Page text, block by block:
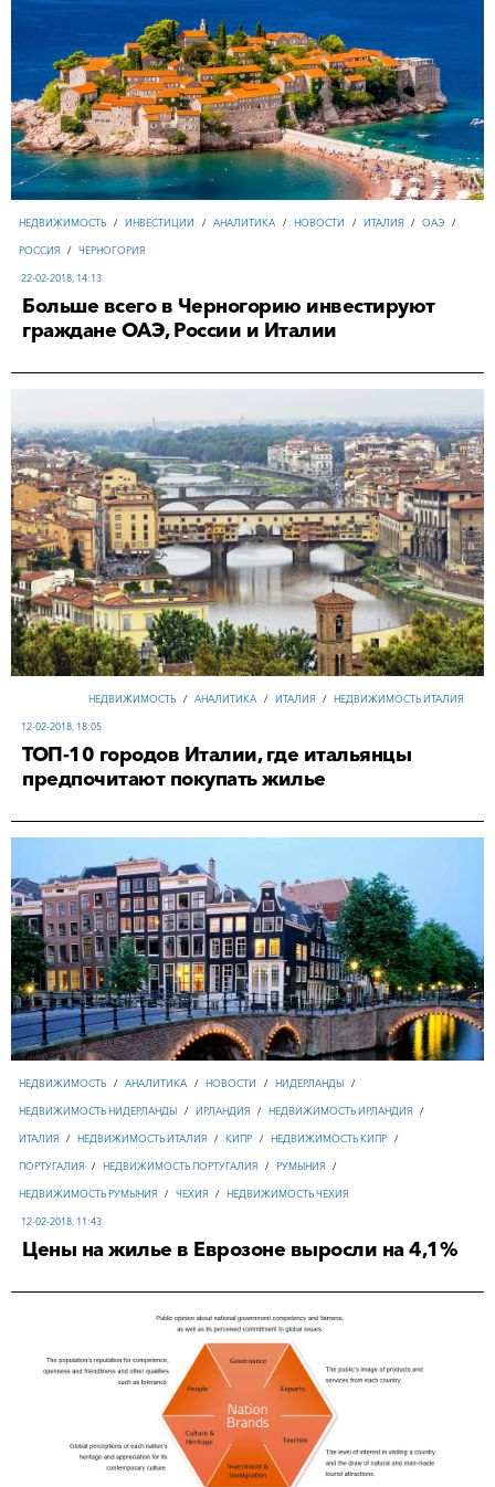
НЕДВИЖИМОСТЬ / ИНВЕСТИЦИИ / АНАЛИТИКА / НОВОСТИ / ИТАЛИЯ / ОАЭ /
РОССИЯ / ЧЕРНОГОРИЯ
22-02-2018, 14:13
Больше всего в Черногорию инвестируют
граждане ОАЭ, России и Италии
НЕДВИЖИМОСТЬ / АНАЛИТИКА / ИТАЛИЯ / НЕДВИЖИМОСТЬ ИТАЛИЯ
12-02-2018, 18:05
ТОП-10 городов Италии, где итальянцы
предпочитают покупать жилье
НЕДВИЖИМОСТЬ / АНАЛИТИКА / НОВОСТИ / НИДЕРЛАНДЫ /
НЕДВИЖИМОСТЬ НИДЕРЛАНДЫ / ИРЛАНДИЯ / НЕДВИЖИМОСТЬ ИРЛАНДИЯ /
ИТАЛИЯ / НЕДВИЖИМОСТЬ ИТАЛИЯ / КИПР / НЕДВИЖИМОСТЬ КИПР /
ПОРТУГАЛИЯ / НЕДВИЖИМОСТЬ ПОРТУГАЛИЯ / РУМЫНИЯ /
НЕДВИЖИМОСТЬ РУМЫНИЯ / ЧЕХИЯ / НЕДВИЖИМОСТЬ ЧЕХИЯ
12-02-2018, 11:43
Цены на жилье в Еврозоне выросли на 4,1%